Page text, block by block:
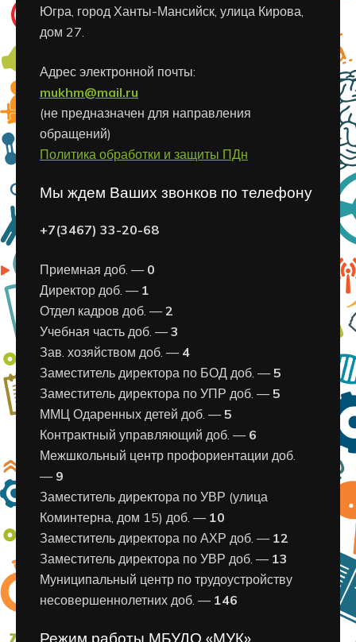
Югра, город Ханты-Мансийск, улица Кирова,
дом 27.
Адрес электронной почты:
mukhm@mail.ru
(не предназначен для направления
обращений)
Политика обработки и защиты ПДн
Мы ждем Ваших звонков по телефону
+7(3467) 33-20-68
Приемная доб. — 0
Директор доб. — 1
Отдел кадров доб. —2
Учебная часть доб. —3
Зав. хозяйством доб. — 4
Заместитель директора по БОД доб. —5
Заместитель директора по УПР доб. —5
ММЦ Одаренных детей доб. —5
Контрактный управляющий доб. — 6
Межшкольный центр профориентации доб.
— 9
Заместитель директора по УВР (улица
Коминтерна, дом 15) доб. — 10
Заместитель директора по АХР доб. — 12
Заместитель директора по УВР доб. — 13
Муниципальный центр по трудоустройству
несовершеннолетних доб. — 146